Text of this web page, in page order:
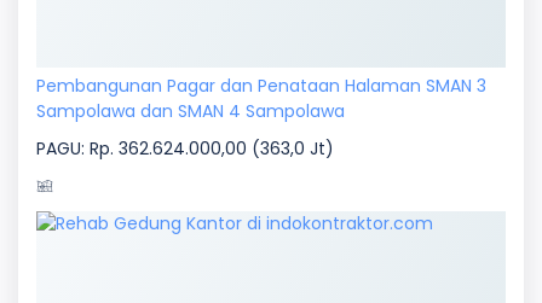
Pembangunan Pagar dan Penataan Halaman SMAN 3
Sampolawa dan SMAN 4 Sampolawa
PAGU: Rp. 362.624.000,00 (363,0 Jt)